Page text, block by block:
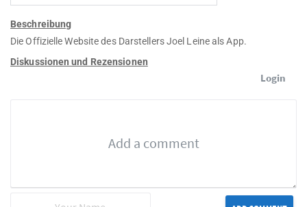
Beschreibung
Die Offizielle Website des Darstellers Joel Leine als App.
Diskussionen und Rezensionen
Login